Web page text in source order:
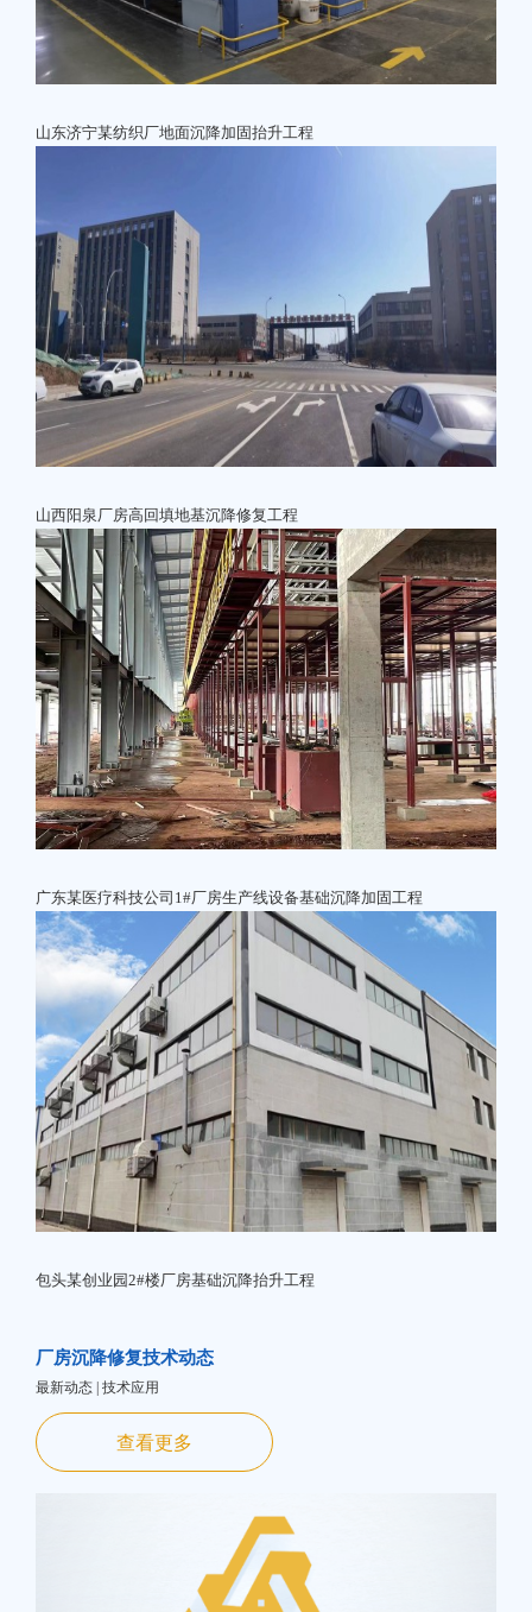
山东济宁某纺织厂地面沉降加固抬升工程
山西阳泉厂房高回填地基沉降修复工程
广东某医疗科技公司1#厂房生产线设备基础沉降加固工程
包头某创业园2#楼厂房基础沉降抬升工程
厂房沉降修复技术动态
最新动态 | 技术应用
查看更多